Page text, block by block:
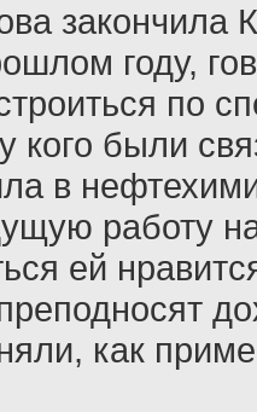
закончила
году,
по
кого были
в
работу
ей
как